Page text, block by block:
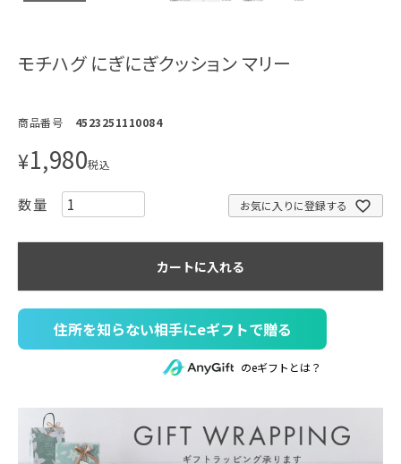
モチハグ にぎにぎクッション マリー
商品番号 4523251110084
¥1,980税込
お気に入りに登録する
カートに入れる
住所を知らない相手にeギフトで贈る
のeギフトとは？